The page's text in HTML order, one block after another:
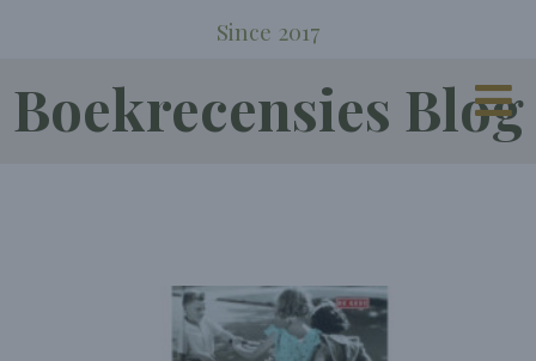
Since 2017
Boekrecensies Blog